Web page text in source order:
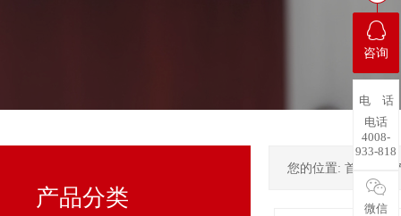
产品分类
您的位置: 首页
咨询
电 话
电话
4008-
933-818
微信